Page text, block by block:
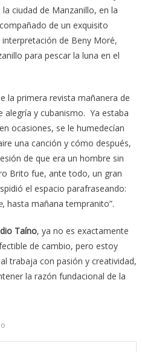
ciudad de Manzanillo, en la
de un exquisito
de Beny Moré,
para pescar la luna en el
la primera revista mañanera de
alegría y cubanismo. Ya estaba
ocasiones, se le humedecían
una canción y cómo después,
de que era un hombre sin
Brito fue, ante todo, un gran
el espacio parafraseando:
, hasta mañana tempranito”.
Taíno, ya no es exactamente
de cambio, pero estoy
trabaja con pasión y creatividad,
la razón fundacional de la